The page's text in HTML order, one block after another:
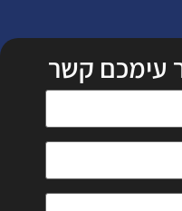
עימכם קשר